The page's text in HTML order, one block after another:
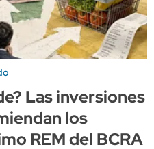
Las inversiones
los
REM del BCRA